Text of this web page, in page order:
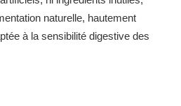
naturelle, hautement
à la sensibilité digestive des